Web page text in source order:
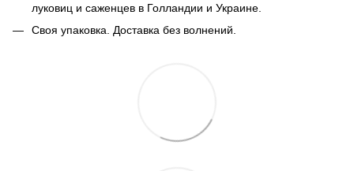
луковиц и саженцев в Голландии и Украине.
Своя упаковка. Доставка без волнений.